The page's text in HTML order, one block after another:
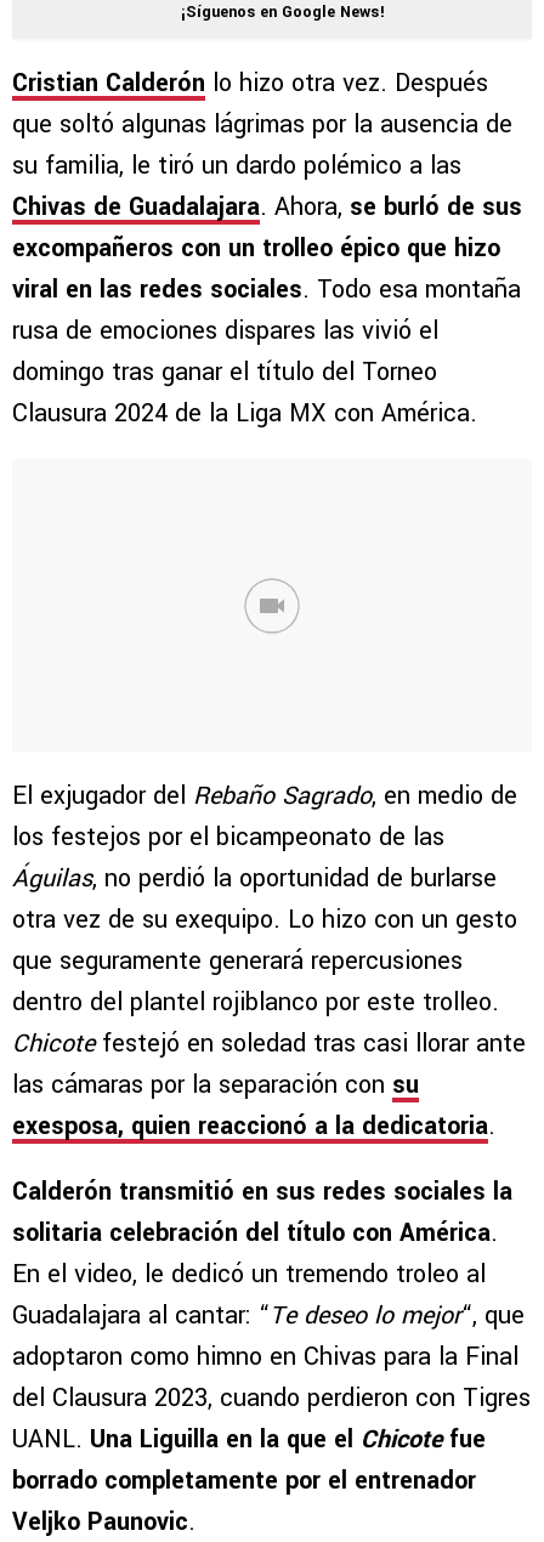
¡Síguenos en Google News!
Cristian Calderón lo hizo otra vez. Después
que soltó algunas lágrimas por la ausencia de
su familia, le tiró un dardo polémico a las
Chivas de Guadalajara. Ahora, se burló de sus
excompañeros con un trolleo épico que hizo
viral en las redes sociales. Todo esa montaña
rusa de emociones dispares las vivió el
domingo tras ganar el título del Torneo
Clausura 2024 de la Liga MX con América.
El exjugador del Rebaño Sagrado, en medio de
los festejos por el bicampeonato de las
Águilas, no perdió la oportunidad de burlarse
otra vez de su exequipo. Lo hizo con un gesto
que seguramente generará repercusiones
dentro del plantel rojiblanco por este trolleo.
Chicotefestejó en soledad tras casi llorar ante
las cámaras por la separación con su
exesposa, quien reaccionó a la dedicatoria.
Calderón transmitió en sus redes sociales la
solitaria celebración del título con América.
En el video, le dedicó un tremendo troleo al
Guadalajara al cantar: “Te deseo lo mejor“, que
adoptaron como himno en Chivas para la Final
del Clausura 2023, cuando perdieron con Tigres
UANL. Una Liguilla en la que el Chicotefue
borrado completamente por el entrenador
Veljko Paunovic.